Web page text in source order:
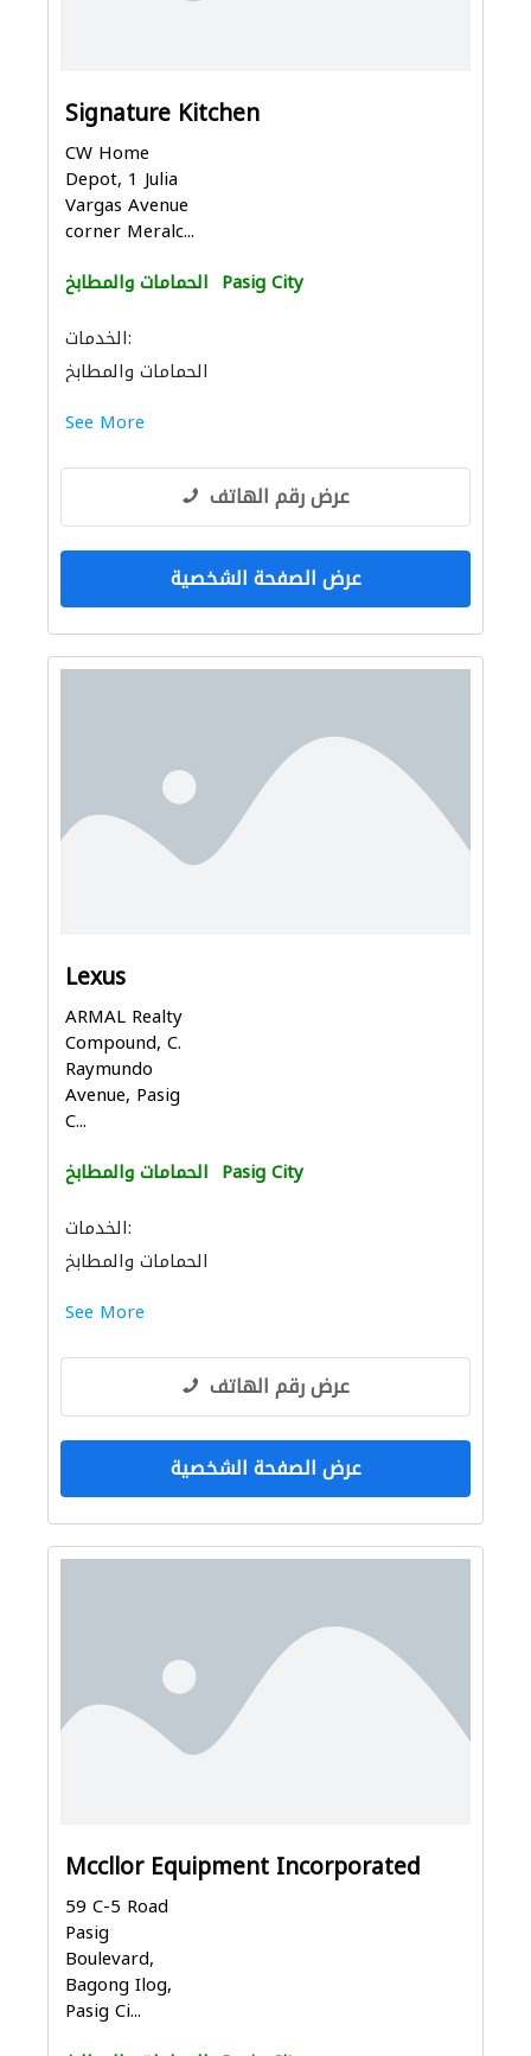
Signature Kitchen
CW Home
Depot, 1 Julia
Vargas Avenue
corner Meralc...
الحمامات والمطابخ Pasig City
الخدمات:
الحمامات والمطابخ
See More
عرض رقم الهاتف
عرض الصفحة الشخصية
Lexus
ARMAL Realty
Compound, C.
Raymundo
Avenue, Pasig
C...
الحمامات والمطابخ Pasig City
الخدمات:
الحمامات والمطابخ
See More
عرض رقم الهاتف
عرض الصفحة الشخصية
Mccllor Equipment Incorporated
59 C-5 Road
Pasig
Boulevard,
Bagong Ilog,
Pasig Ci...